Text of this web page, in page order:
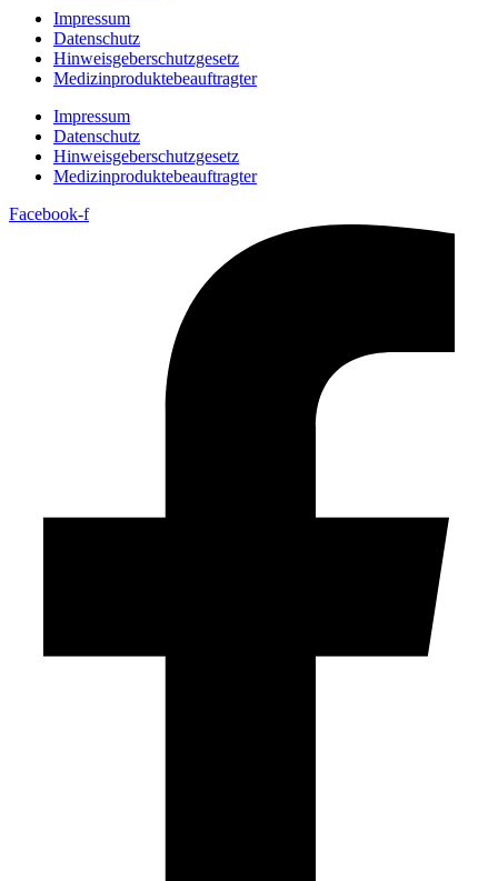
Impressum
Datenschutz
Hinweisgeberschutzgesetz
Medizin­produkte­beauftragter
Impressum
Datenschutz
Hinweisgeberschutzgesetz
Medizin­produkte­beauftragter
Facebook-f